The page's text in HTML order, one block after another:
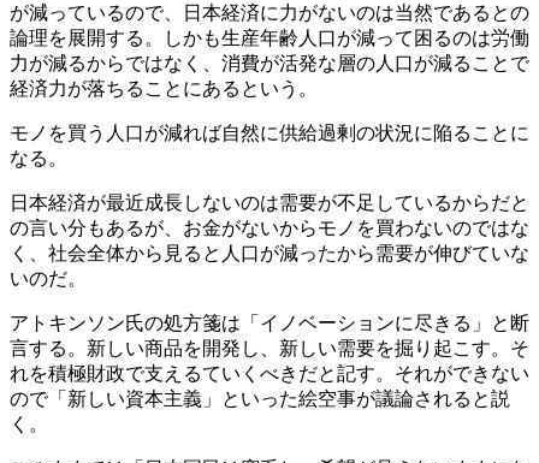
が減っているので、日本経済に力がないのは当然であるとの
論理を展開する。しかも生産年齢人口が減って困るのは労働
力が減るからではなく、消費が活発な層の人口が減ることで
経済力が落ちることにあるという。
モノを買う人口が減れば自然に供給過剰の状況に陥ることに
なる。
日本経済が最近成長しないのは需要が不足しているからだと
の言い分もあるが、お金がないからモノを買わないのではな
く、社会全体から見ると人口が減ったから需要が伸びていな
いのだ。
アトキンソン氏の処方箋は「イノベーションに尽きる」と断
言する。新しい商品を開発し、新しい需要を掘り起こす。そ
れを積極財政で支えるていくべきだと記す。それができない
ので「新しい資本主義」といった絵空事が議論されると説
く。